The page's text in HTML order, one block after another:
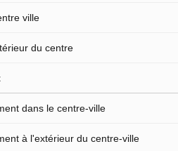
ville
du centre
dans le centre-ville
à l'extérieur du centre-ville